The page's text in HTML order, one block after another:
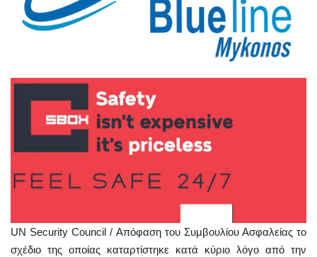
UN Security Council / Απόφαση του Συμβουλίου Ασφαλείας το
σχέδιο της οποίας καταρτίστηκε κατά κύριο λόγο από την